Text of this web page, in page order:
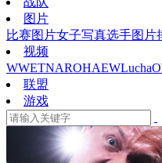
图片
比赛图片女子写真选手图片
视频
WWETNAROHAEWLucha
联盟
游戏